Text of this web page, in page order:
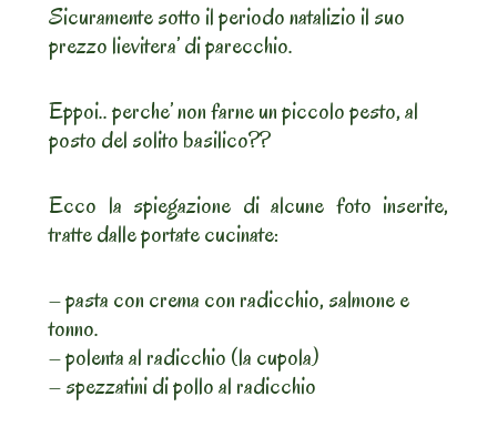
Sicuramente sotto il periodo natalizio il suo
prezzo lievitera’ di parecchio.
Eppoi.. perche’ non farne un piccolo pesto, al
posto del solito basilico??
Ecco la spiegazione di alcune foto inserite,
tratte dalle portate cucinate:
– pasta con crema con radicchio, salmone e
tonno.
– polenta al radicchio (la cupola)
– spezzatini di pollo al radicchio